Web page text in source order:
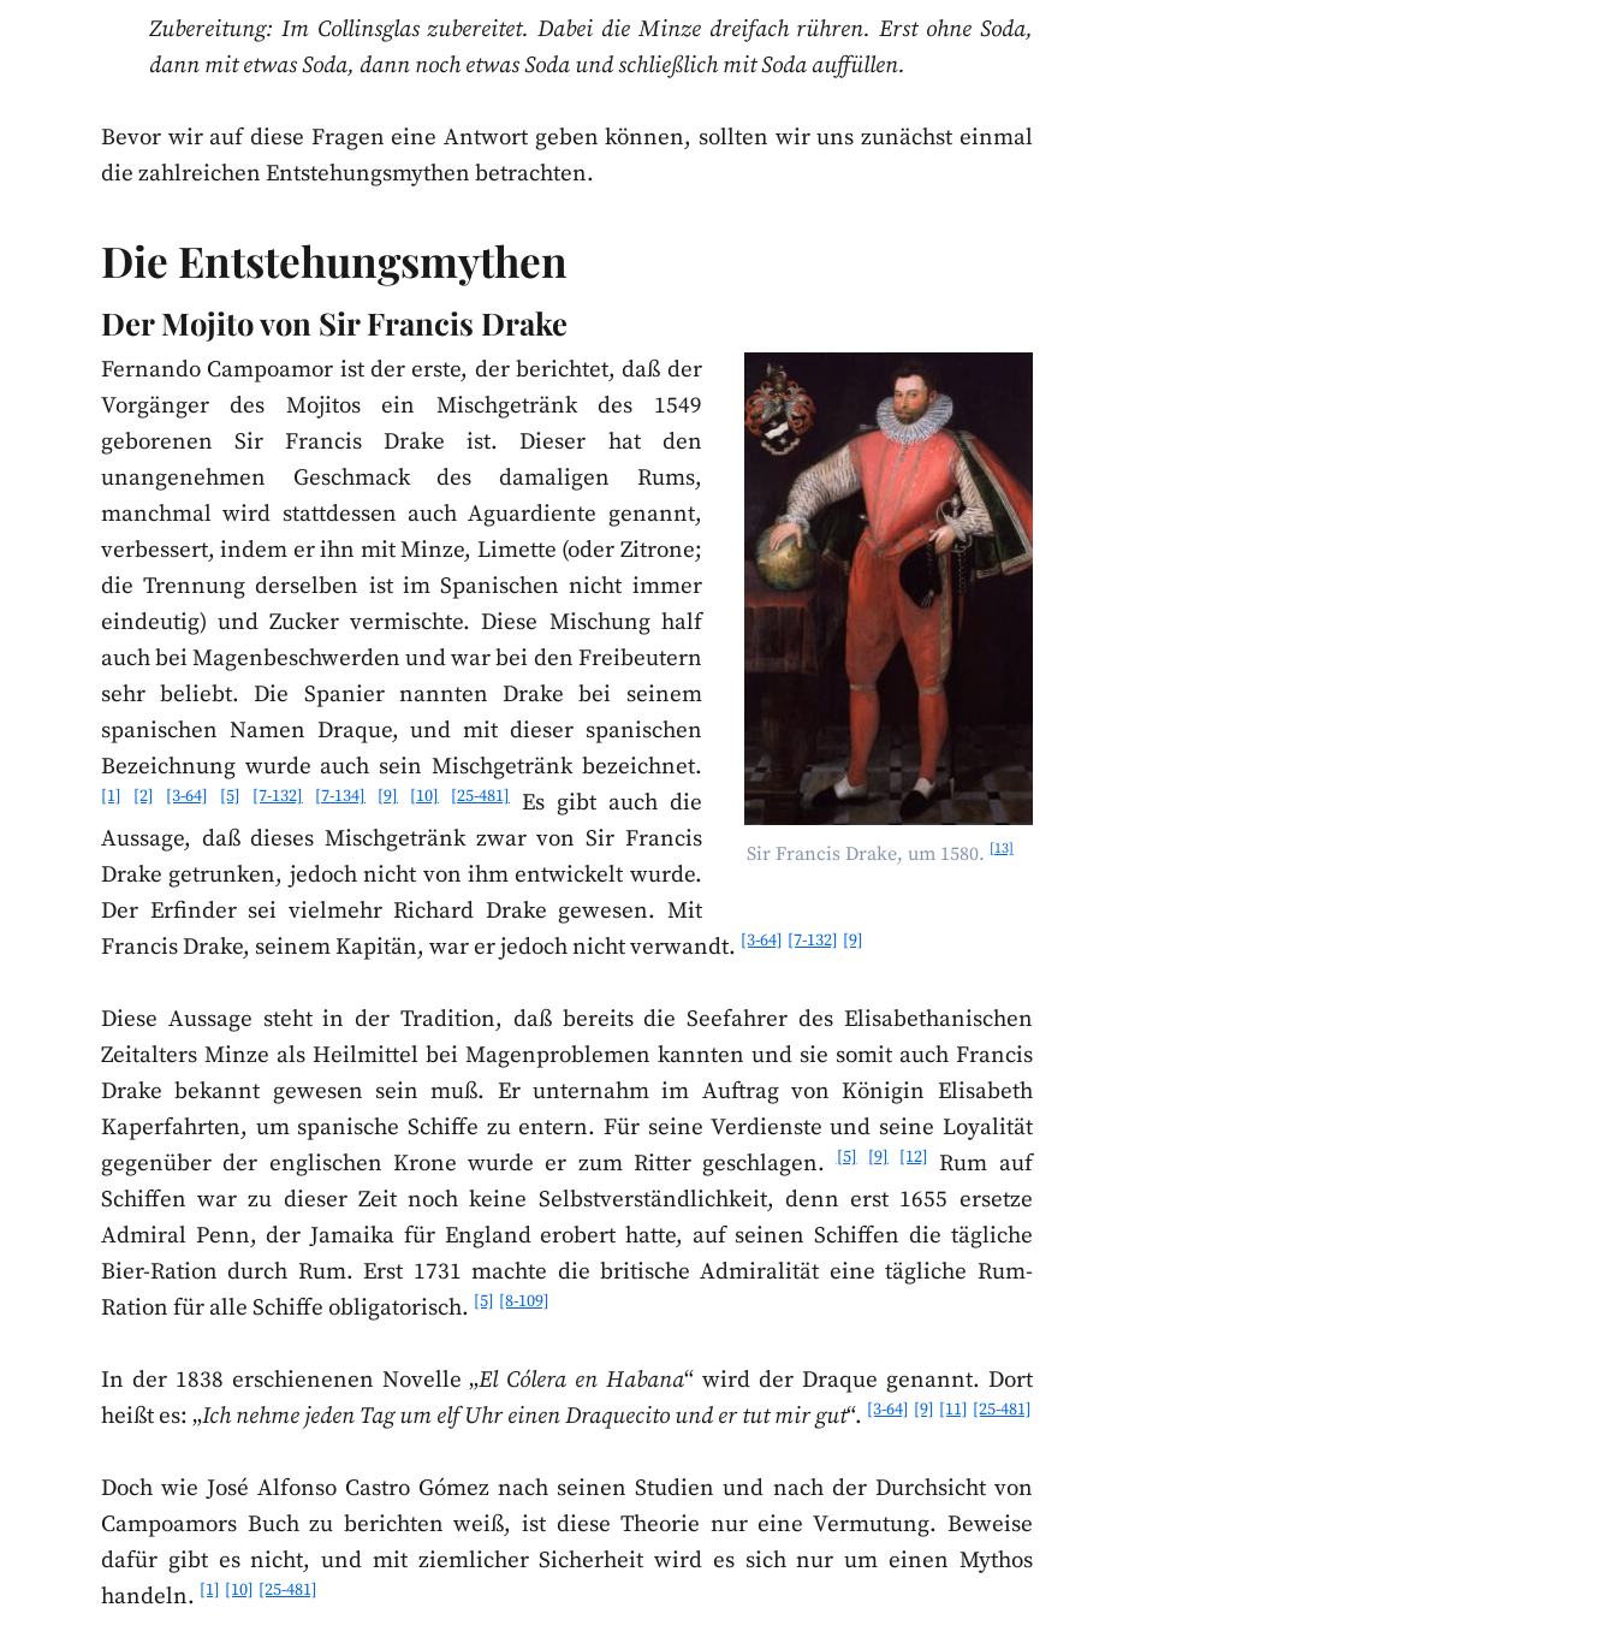
Zubereitung: Im Collinsglas zubereitet. Dabei die Minze dreifach rühren. Erst ohne Soda,
dann mit etwas Soda, dann noch etwas Soda und schließlich mit Soda auffüllen.
Bevor wir auf diese Fragen eine Antwort geben können, sollten wir uns zunächst einmal
die zahlreichen Entstehungsmythen betrachten.
Die Entstehungsmythen
Der Mojito von Sir Francis Drake
Sir Francis Drake, um 1580.[13]
Fernando Campoamor ist der erste, der berichtet, daß der
Vorgänger des Mojitos ein Mischgetränk des 1549
geborenen Sir Francis Drake ist. Dieser hat den
unangenehmen Geschmack des damaligen Rums,
manchmal wird stattdessen auch Aguardiente genannt,
verbessert, indem er ihn mit Minze, Limette (oder Zitrone;
die Trennung derselben ist im Spanischen nicht immer
eindeutig) und Zucker vermischte. Diese Mischung half
auch bei Magenbeschwerden und war bei den Freibeutern
sehr beliebt. Die Spanier nannten Drake bei seinem
spanischen Namen Draque, und mit dieser spanischen
Bezeichnung wurde auch sein Mischgetränk bezeichnet.
[1] [2] [3-64] [5] [7-132] [7-134] [9] [10] [25-481]Es gibt auch die
Aussage, daß dieses Mischgetränk zwar von Sir Francis
Drake getrunken, jedoch nicht von ihm entwickelt wurde.
Der Erfinder sei vielmehr Richard Drake gewesen. Mit
Francis Drake, seinem Kapitän, war er jedoch nicht verwandt. [3-64] [7-132] [9]
Diese Aussage steht in der Tradition, daß bereits die Seefahrer des Elisabethanischen
Zeitalters Minze als Heilmittel bei Magenproblemen kannten und sie somit auch Francis
Drake bekannt gewesen sein muß. Er unternahm im Auftrag von Königin Elisabeth
Kaperfahrten, um spanische Schiffe zu entern. Für seine Verdienste und seine Loyalität
gegenüber der englischen Krone wurde er zum Ritter geschlagen.[5] [9] [12] Rum auf
Schiffen war zu dieser Zeit noch keine Selbstverständlichkeit, denn erst 1655 ersetze
Admiral Penn, der Jamaika für England erobert hatte, auf seinen Schiffen die tägliche
Bier-Ration durch Rum. Erst 1731 machte die britische Admiralität eine tägliche Rum-
Ration für alle Schiffe obligatorisch. [5] [8-109]
In der 1838 erschienenen Novelle „El Cólera en Habana“ wird der Draque genannt. Dort
heißt es: „Ich nehme jeden Tag um elf Uhr einen Draquecito und er tut mir gut“. [3-64] [9] [11] [25-481]
Doch wie José Alfonso Castro Gómez nach seinen Studien und nach der Durchsicht von
Campoamors Buch zu berichten weiß, ist diese Theorie nur eine Vermutung. Beweise
dafür gibt es nicht, und mit ziemlicher Sicherheit wird es sich nur um einen Mythos
handeln. [1] [10] [25-481]